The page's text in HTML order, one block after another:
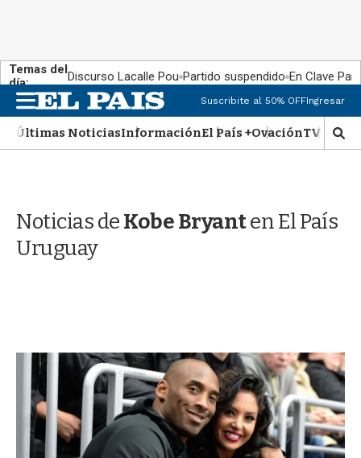
Temas del
día:
Discurso Lacalle Pou Partido suspendido En Clave País
M
e
n
u
Suscribite al 50% OFFIngresar
Últimas NoticiasInformaciónEl País +OvaciónTV Show
M
o
d
a
Noticias deKobe Bryanten El País
Uruguay